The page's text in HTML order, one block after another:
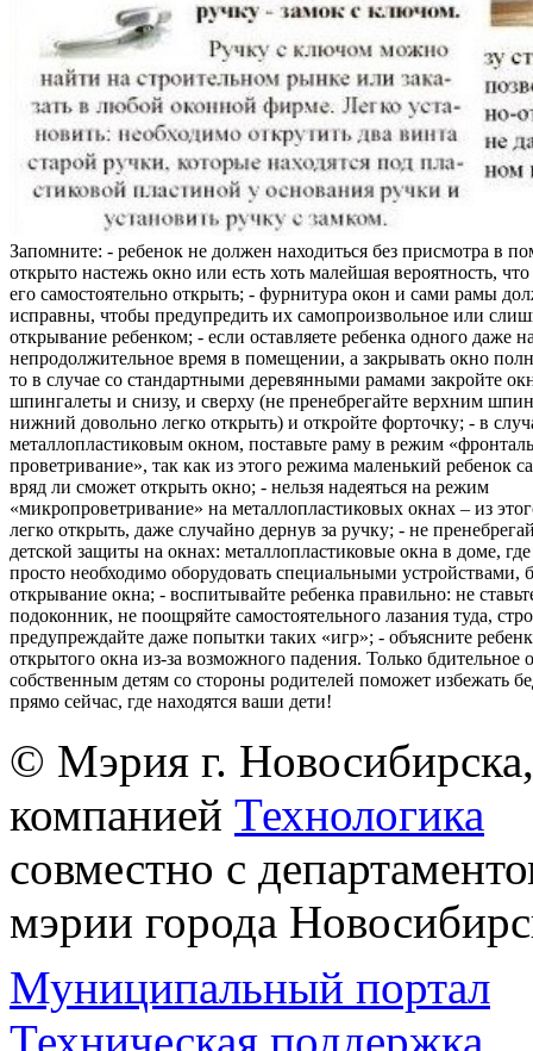
Запомните: - ребенок не должен находиться без присмотра в
открыто настежь окно или есть хоть малейшая вероятность,
его самостоятельно открыть; - фурнитура окон и сами рамы
исправны, чтобы предупредить их самопроизвольное или
открывание ребенком; - если оставляете ребенка одного даже
непродолжительное время в помещении, а закрывать окно
то в случае со стандартными деревянными рамами закройте
шпингалеты и снизу, и сверху (не пренебрегайте верхним
нижний довольно легко открыть) и откройте форточку; - в
металлопластиковым окном, поставьте раму в режим
проветривание», так как из этого режима маленький ребенок
вряд ли сможет открыть окно; - нельзя надеяться на режим
«микропроветривание» на металлопластиковых окнах – из
легко открыть, даже случайно дернув за ручку; - не
детской защиты на окнах: металлопластиковые окна в доме, где
просто необходимо оборудовать специальными
открывание окна; - воспитывайте ребенка правильно: не
подоконник, не поощряйте самостоятельного лазания туда,
предупреждайте даже попытки таких «игр»; - объясните
открытого окна из-за возможного падения. Только бдительное
собственным детям со стороны родителей поможет избежать
прямо сейчас, где находятся ваши дети!
© Мэрия г.
компанией Технологика
совместно с
мэрии города
Муниципальный портал